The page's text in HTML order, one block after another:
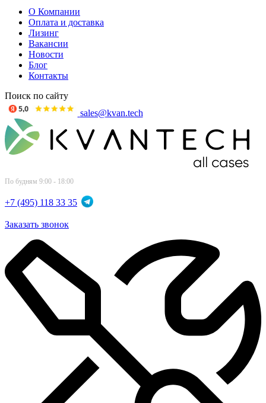
О Компании
Оплата и доставка
Лизинг
Вакансии
Новости
Блог
Контакты
Поиск по сайту
sales@kvan.tech
По будням 9:00 - 18:00
+7 (495) 118 33 35
Заказать звонок